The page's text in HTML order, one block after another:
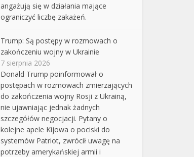
angażują się w działania mające
ograniczyć liczbę zakażeń.
Trump: Są postępy w rozmowach o
zakończeniu wojny w Ukrainie
7 sierpnia 2026
Donald Trump poinformował o
postępach w rozmowach zmierzających
do zakończenia wojny Rosji z Ukrainą,
nie ujawniając jednak żadnych
szczegółów negocjacji. Pytany o
kolejne apele Kijowa o pociski do
systemów Patriot, zwrócił uwagę na
potrzeby amerykańskiej armii i